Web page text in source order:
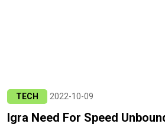
TECH 2022-10-09
Igra Need For Speed